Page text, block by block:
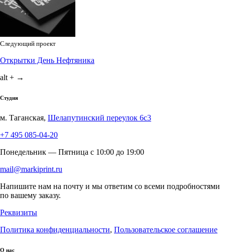
Следующий проект
Открытки День Нефтяника
alt + →
Студия
м. Таганская, Шелапутинский переулок 6с3
+7 495 085-04-20
Понедельник — Пятница c 10:00 до 19:00
mail@markiprint.ru
Напишите нам на почту и мы ответим со всеми подробностями
по вашему заказу.
Реквизиты
Политика конфиденциальности, Пользовательское соглашение
О нас